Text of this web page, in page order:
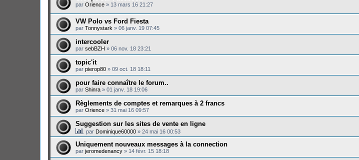
par Orience » 13 mars 16 21:27
VW Polo vs Ford Fiesta
par Tonnystark » 06 janv. 19 07:45
intercooler
par sebBZH » 06 nov. 18 23:21
topic'it
par pierop80 » 09 oct. 18 18:11
pour faire connaître le forum..
par Shinra » 01 janv. 18 19:06
Règlements de comptes et remarques à 2 francs
par Orience » 31 mai 16 09:57
Suggestion sur les sites de vente en ligne
par Dominique60000 » 24 mai 16 00:53
Uniquement nouveaux messages à la connection
par jeromedenancy » 14 févr. 15 18:18